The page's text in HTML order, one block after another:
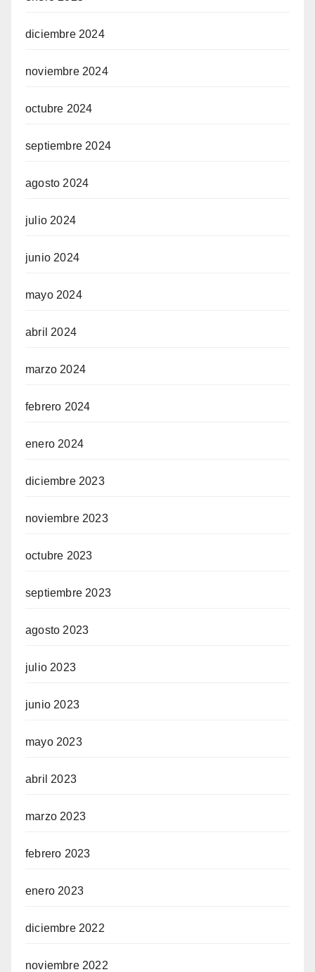
diciembre 2024
noviembre 2024
octubre 2024
septiembre 2024
agosto 2024
julio 2024
junio 2024
mayo 2024
abril 2024
marzo 2024
febrero 2024
enero 2024
diciembre 2023
noviembre 2023
octubre 2023
septiembre 2023
agosto 2023
julio 2023
junio 2023
mayo 2023
abril 2023
marzo 2023
febrero 2023
enero 2023
diciembre 2022
noviembre 2022